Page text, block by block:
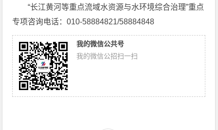
“长江黄河等重点流域水资源与水环境综合治理”重点
专项咨询电话：010-58884821/58884848
我的微信公共号
我的微信公招扫一扫